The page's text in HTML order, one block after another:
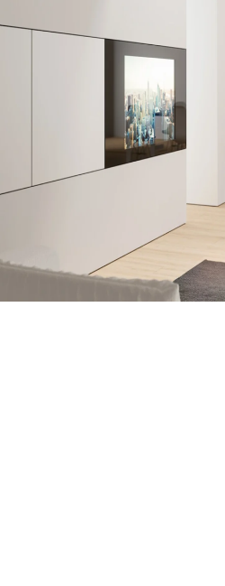
a rovnoměrné
obytné i
stylové a flexibilní